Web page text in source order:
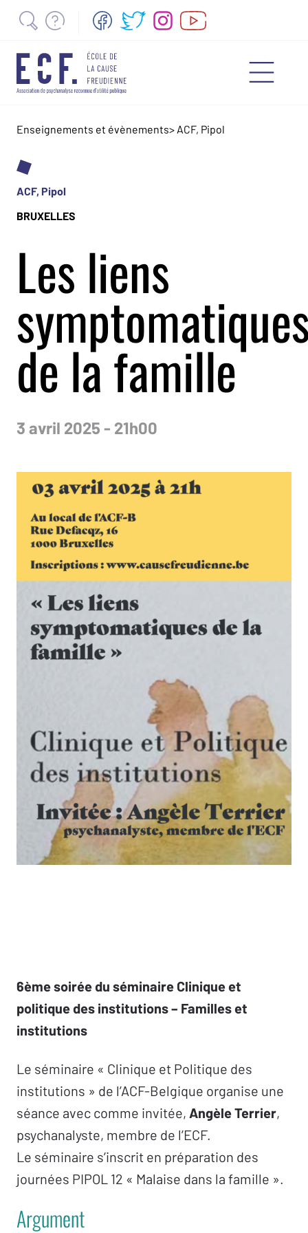
Enseignements et évènements> ACF, Pipol
ACF, Pipol
BRUXELLES
Les liens
de la famille
3 avril 2025 - 21h00
6ème soirée du séminaire Clinique et
politique des institutions – Familles et
institutions
Le séminaire « Clinique et Politique des
institutions » de l’ACF-Belgique organise une
séance avec comme invitée, Angèle Terrier,
psychanalyste, membre de l’ECF.
Le séminaire s’inscrit en préparation des
journées PIPOL 12 « Malaise dans la famille ».
Argument